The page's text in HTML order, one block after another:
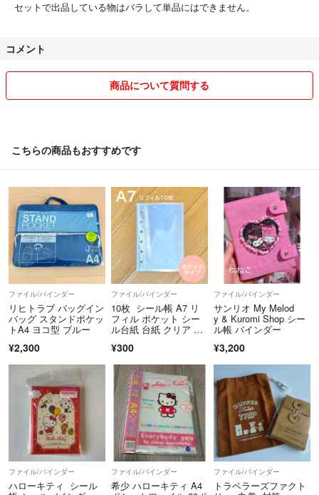
セットで出品している物はバラして単品にはできません。
コメント
商品について質問する
こちらの商品もおすすめです
ファイル/バインダー
リヒトラブ バッグイン
バッグ スタンドポケッ
トA4 ヨコ型 ブルー
¥2,300
ファイル/バインダー
10枚 シール帳 A7 リ
フィル ポケット シー
ル台紙 台紙 クリア 透
¥300
ファイル/バインダー
サンリオ My Melod
y & Kuromi Shop シー
ル帳 バインダー
¥3,200
ファイル/バインダー
ハローキティ シール
ファイル/バインダー
希少 ハローキティ A4
ファイル/バインダー
トラベラーズファクト